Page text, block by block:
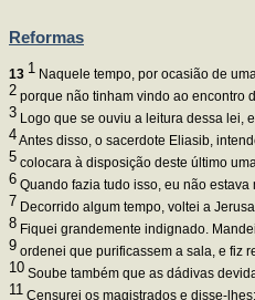
Reformas
13 1 Naquele tempo, por ocasião de
2 porque não tinham vindo ao encontro
3 Logo que se ouviu a leitura dessa lei,
4Antes disso, o sacerdote Eliasib,
5 colocara à disposição deste último
6 Quando fazia tudo isso, eu não
7 Decorrido algum tempo, voltei a
8 Fiquei grandemente indignado.
9 ordenei que purificassem a sala, e fiz
10 Soube também que as dádivas
11 Censurei os magistrados e disse-